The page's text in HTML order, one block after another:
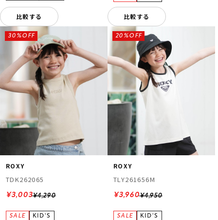
比較する 比較する
ROXY
TDK262065
¥4,290
30%OFF
¥3,003
ROXY
TLY261656M
¥4,950
20%OFF
¥3,960